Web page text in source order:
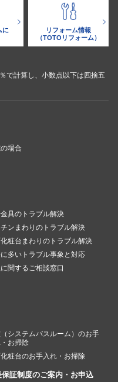
に
リフォーム情報
（TOTOリフォーム）
で計算し、小数点以下は四捨五
場合
具のトラブル解決
ンまわりのトラブル解決
粧台まわりのトラブル解決
多いトラブル事象と対応
関するご相談窓口
システムバスルーム）のお手
・お掃除
粧台のお手入れ・お掃除
保証制度のご案内・お申込